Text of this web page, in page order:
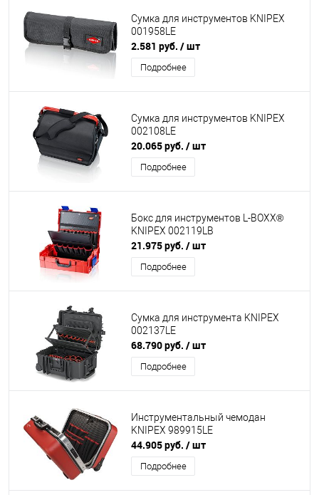
Сумка для инструментов KNIPEX
001958LE
2.581 руб. / шт
Подробнее
Сумка для инструментов KNIPEX
002108LE
20.065 руб. / шт
Подробнее
Бокс для инструментов L-BOXX®
KNIPEX 002119LB
21.975 руб. / шт
Подробнее
Сумка для инструмента KNIPEX
002137LE
68.790 руб. / шт
Подробнее
Инструментальный чемодан
KNIPEX 989915LE
44.905 руб. / шт
Подробнее